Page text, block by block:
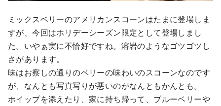
ミックスベリーのアメリカンスコーンはたまに登場しま
すが、今回はホリデーシーズン限定として登場しまし
た。いやぁ実に不恰好ですね。溶岩のようなゴツゴツし
さがあります。
味はお察しの通りのベリーの味わいのスコーンなのです
が、なんとも写真写りが悪いのがなんともかんとも。
ホイップを添えたり、家に持ち帰って、ブルーベリーや